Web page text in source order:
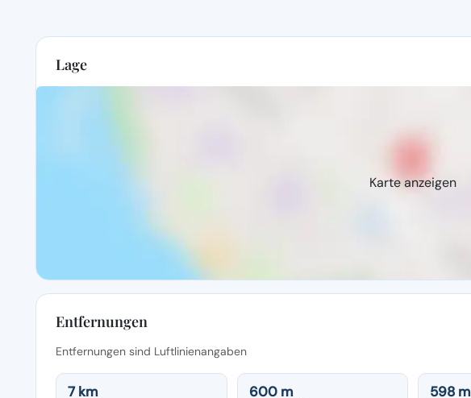
Lage
Karte anzeigen
Entfernungen
Entfernungen sind Luftlinienangaben
7 km 600 m 598 m